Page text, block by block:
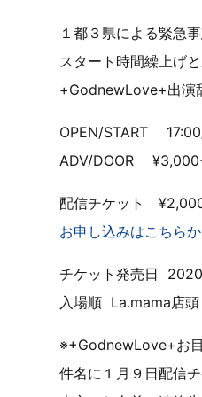
１都３県による緊急
スタート時間繰上げ
+GodnewLove+出演
OPEN/START
ADV/DOOR
配信チケット
お申し込みはこちらか
チケット発売日
入場順 La.mama店頭
※+GodnewLove+お
件名に１月９日配信チ